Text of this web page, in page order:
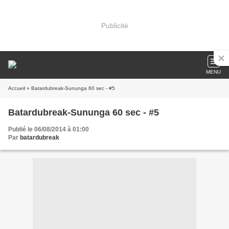
Publicité
MENU
Accueil » Batardubreak-Sununga 60 sec - #5
Batardubreak-Sununga 60 sec - #5
Publié le 06/08/2014 à 01:00
Par batardubreak